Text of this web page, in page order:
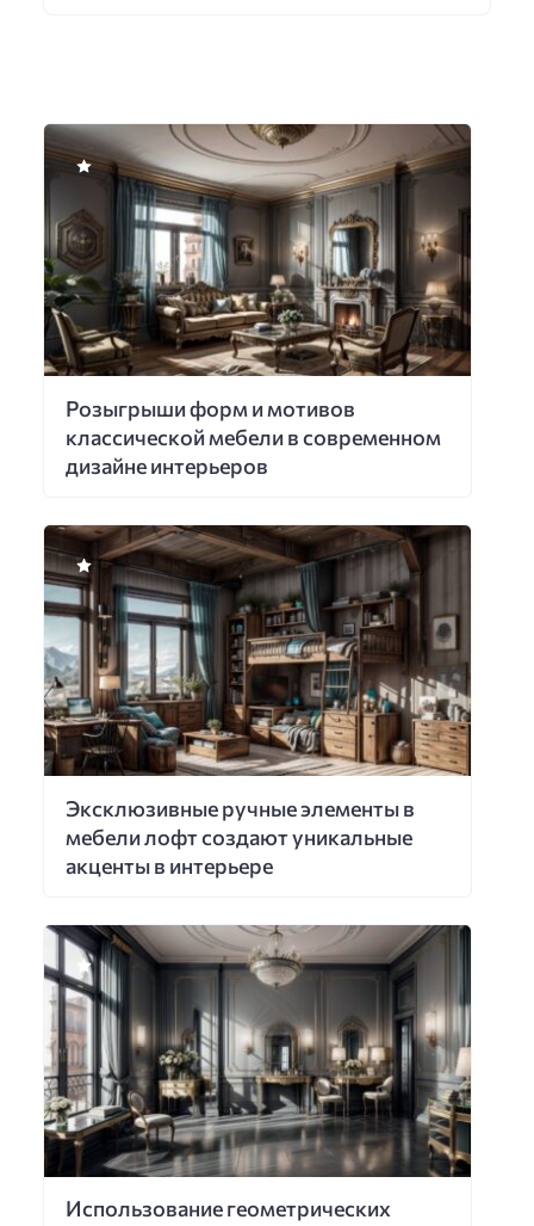
Розыгрыши форм и мотивов
классической мебели в современном
дизайне интерьеров
Эксклюзивные ручные элементы в
мебели лофт создают уникальные
акценты в интерьере
Использование геометрических